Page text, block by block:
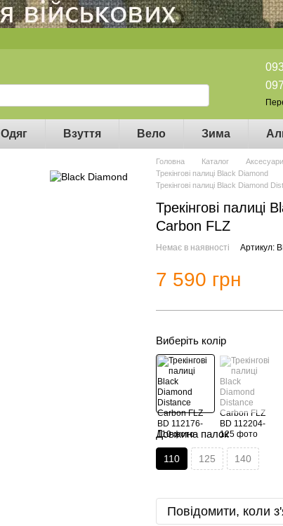
Одяг Взуття Вело Зима
Головна Каталог Аксесуари
Трекінгові палиці Black Diamond
Трекінгові палиці Black Diamond
Трекінгові палиці
Carbon FLZ
Немає в наявності Артикул:
7 590 грн
Виберіть колір
Довжина палок
110 125 140
Повідомити, коли